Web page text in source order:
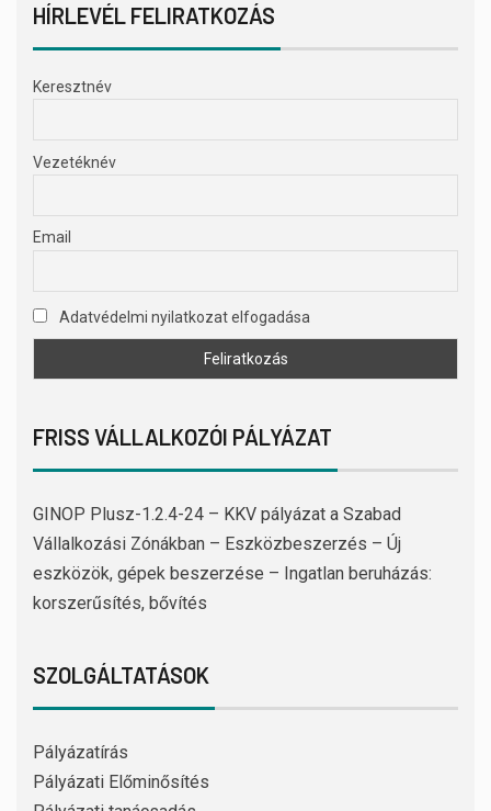
HÍRLEVÉL FELIRATKOZÁS
Keresztnév
Vezetéknév
Email
Adatvédelmi nyilatkozat elfogadása
FRISS VÁLLALKOZÓI PÁLYÁZAT
GINOP Plusz-1.2.4-24 – KKV pályázat a Szabad
Vállalkozási Zónákban – Eszközbeszerzés – Új
eszközök, gépek beszerzése – Ingatlan beruházás:
korszerűsítés, bővítés
SZOLGÁLTATÁSOK
Pályázatírás
Pályázati Előminősítés